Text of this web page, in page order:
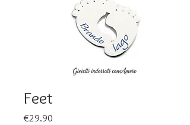
Feet
€29.90